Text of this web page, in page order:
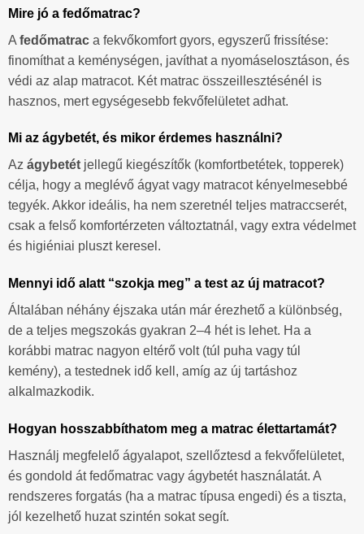
Mire jó a fedőmatrac?
A fedőmatrac a fekvőkomfort gyors, egyszerű frissítése:
finomíthat a keménységen, javíthat a nyomáselosztáson, és
védi az alap matracot. Két matrac összeillesztésénél is
hasznos, mert egységesebb fekvőfelületet adhat.
Mi az ágybetét, és mikor érdemes használni?
Az ágybetét jellegű kiegészítők (komfortbetétek, topperek)
célja, hogy a meglévő ágyat vagy matracot kényelmesebbé
tegyék. Akkor ideális, ha nem szeretnél teljes matraccserét,
csak a felső komfortérzeten változtatnál, vagy extra védelmet
és higiéniai pluszt keresel.
Mennyi idő alatt “szokja meg” a test az új matracot?
Általában néhány éjszaka után már érezhető a különbség,
de a teljes megszokás gyakran 2–4 hét is lehet. Ha a
korábbi matrac nagyon eltérő volt (túl puha vagy túl
kemény), a testednek idő kell, amíg az új tartáshoz
alkalmazkodik.
Hogyan hosszabbíthatom meg a matrac élettartamát?
Használj megfelelő ágyalapot, szellőztesd a fekvőfelületet,
és gondold át fedőmatrac vagy ágybetét használatát. A
rendszeres forgatás (ha a matrac típusa engedi) és a tiszta,
jól kezelhető huzat szintén sokat segít.